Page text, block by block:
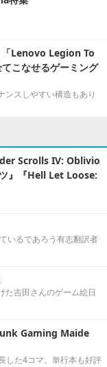
「Lenovo Legion To
こなせるゲーミング
ンスしやすい構造もあり
Scrolls IV: Oblivio
』『Hell Let Loose:
いるであろう有志翻訳者
た吉田さんのゲーム絵日
Gaming Maide
した4コマ。単行本も好評